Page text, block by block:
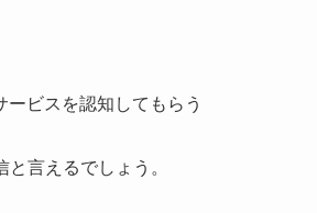
ビスを認知してもらう
言えるでしょう。